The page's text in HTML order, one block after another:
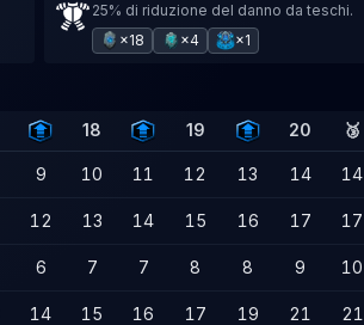
25% di riduzione del danno da teschi.
×18
×4 ×1
18 19 20 🥉
9 10 11 12 13 14 14
12 13 14 15 16 17 17
6 7 7 8 8 9 10
14 15 16 17 19 21 21